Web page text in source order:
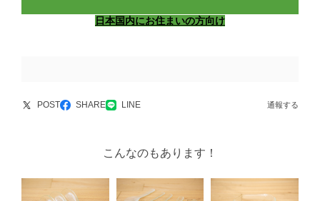
日本国内にお住まいの方向け
POST SHARE LINE 通報する
こんなのもあります！